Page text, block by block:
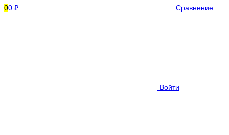
00 ₽ Сравнение
Войти